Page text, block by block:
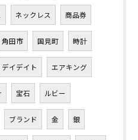
ネックレス 商品券
角田市 国見町 時計
デイデイト エアキング
宝石 ルビー
ブランド 金 銀